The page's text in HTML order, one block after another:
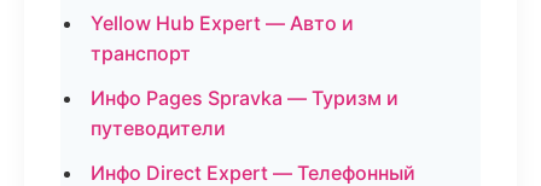
Yellow Hub Expert — Авто и
транспорт
Инфо Pages Spravka — Туризм и
путеводители
Инфо Direct Expert — Телефонный